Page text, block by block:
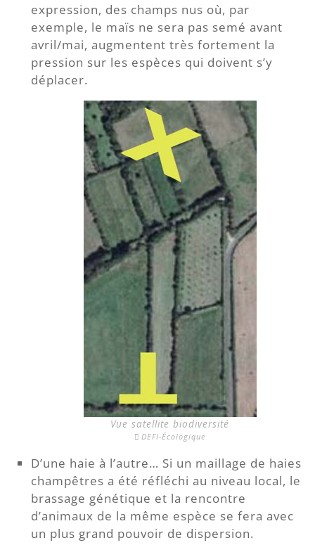
expression, des champs nus où, par
exemple, le maïs ne sera pas semé avant
avril/mai, augmentent très fortement la
pression sur les espèces qui doivent s’y
déplacer.
Vue satellite biodiversité
DEFI-Écologique
D’une haie à l’autre… Si un maillage de haies
champêtres a été réfléchi au niveau local, le
brassage génétique et la rencontre
d’animaux de la même espèce se fera avec
un plus grand pouvoir de dispersion.